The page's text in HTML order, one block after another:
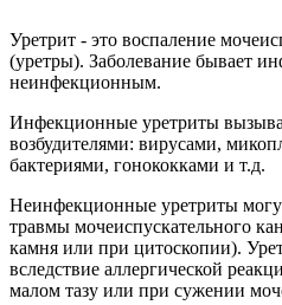
Уретрит - это воспаление
(уретры). Заболевание бывает
неинфекционным.
Инфекционные уретриты
возбудителями: вирусами,
бактериями, гонококками и т.д.
Неинфекционные уретриты
травмы мочеиспускательного
камня или при цитоскопии).
вследствие аллергической
малом тазу или при сужении